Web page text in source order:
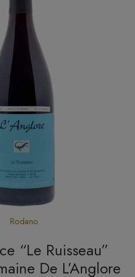
Rodano
“Le Ruisseau”
De L’Anglore